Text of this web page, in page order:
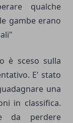
qualche
gambe erano
è sceso sulla
E' stato
una
in classifica.
da perdere